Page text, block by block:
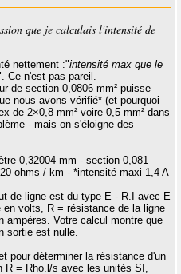
que je calculais l'intensité de
nettement :"intensité max que le
Ce n'est pas pareil.
de section 0,0806 mm² puisse
nous avons vérifié* (et pourquoi
de 2×0,8 mm² voire 0,5 mm² dans
- mais on s'éloigne des
0,32004 mm - section 0,081
ohms / km - *intensité maxi 1,4 A
de ligne est du type E - R.I avec E
volts, R = résistance de la ligne
ampères. Votre calcul montre que
sortie est nulle.
pour déterminer la résistance d'un
R = Rho.l/s avec les unités SI,